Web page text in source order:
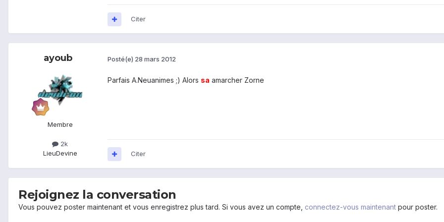
Citer
ayoub
Membre
2k
LieuDevine
Posté(e) 28 mars 2012
Parfais A.Neuanimes ;) Alors sa amarcher Zorne
Citer
Rejoignez la conversation
Vous pouvez poster maintenant et vous enregistrez plus tard. Si vous avez un compte, connectez-vous maintenant pour poster.